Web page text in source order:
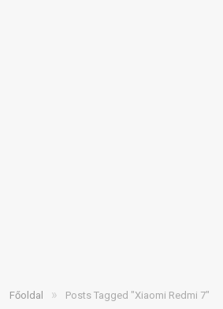
Főoldal » Posts Tagged "Xiaomi Redmi 7"